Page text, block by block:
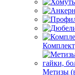
Метизы